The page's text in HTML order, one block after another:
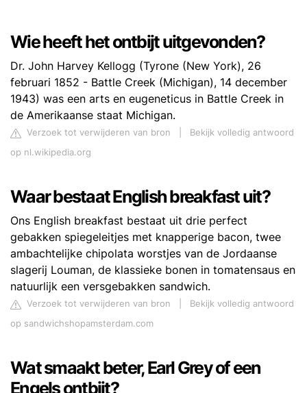
Wie heeft het ontbijt uitgevonden?
Dr. John Harvey Kellogg (Tyrone (New York), 26
februari 1852 - Battle Creek (Michigan), 14 december
1943) was een arts en eugeneticus in Battle Creek in
de Amerikaanse staat Michigan.
Verzoek tot verwijderen van bron
Bekijk volledig antwoord
op nl.wikipedia.org
Waar bestaat English breakfast uit?
Ons English breakfast bestaat uit drie perfect
gebakken spiegeleitjes met knapperige bacon, twee
ambachtelijke chipolata worstjes van de Jordaanse
slagerij Louman, de klassieke bonen in tomatensaus en
natuurlijk een versgebakken sandwich.
Verzoek tot verwijderen van bron
Bekijk volledig antwoord
op sandwichshopamsterdam.com
Wat smaakt beter, Earl Grey of een
Engels ontbijt?